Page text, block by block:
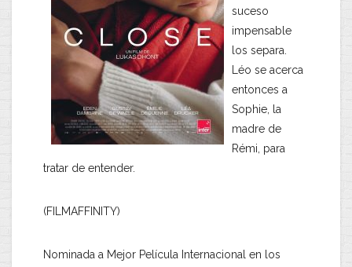
suceso
impensable
los separa.
Léo se acerca
entonces a
Sophie, la
madre de
Rémi, para
tratar de entender.
(FILMAFFINITY)
Nominada a Mejor Película Internacional en los